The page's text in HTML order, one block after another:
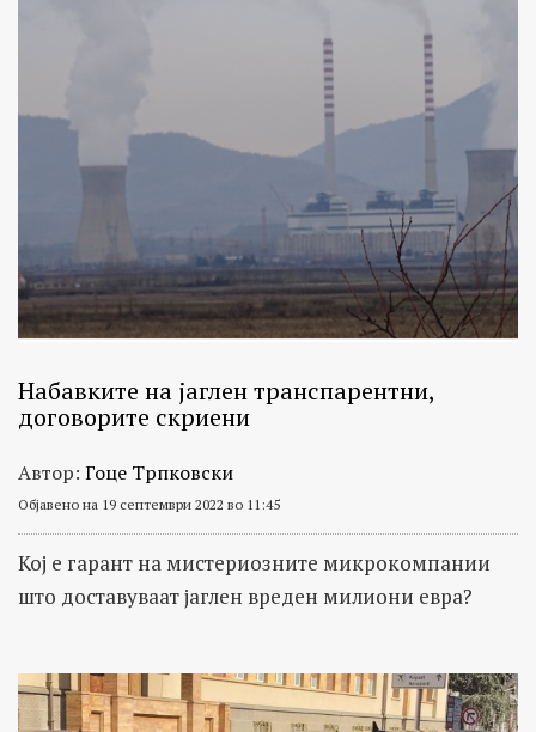
Набавките на јаглен транспарентни,
договорите скриени
Автор: Гоце Трпковски
Објавено на 19 септември 2022 во 11:45
Кој е гарант на мистериозните микрокомпании
што доставуваат јаглен вреден милиони евра?